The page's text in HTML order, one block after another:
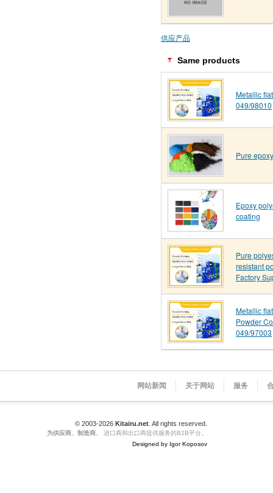
供应产品
Same products
Metallic
049/98010
Pure
Epoxy
coating
Pure
resistant
Factory
Metallic
Powder
049/97003
网站新闻 关于网站 服务
© 2003-2026 Kitairu.net . All rights reserved.
为供应商、制造商、
进口商和出口商提供服务的B2B平台。
Designed by Igor Koposov